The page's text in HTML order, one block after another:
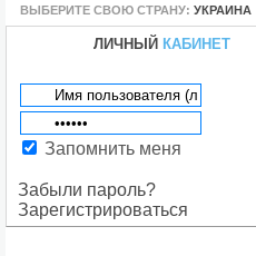
ВЫБЕРИТЕ СВОЮ СТРАНУ: УКРАИНА
ЛИЧНЫЙ КАБИНЕТ
Запомнить меня
Забыли пароль?
Зарегистрироваться